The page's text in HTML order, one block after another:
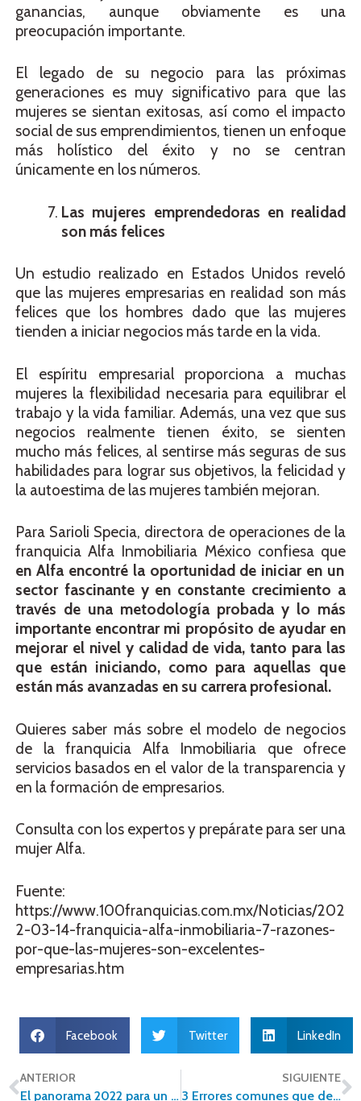
ganancias, aunque obviamente es una
preocupación importante.
El legado de su negocio para las próximas
generaciones es muy significativo para que las
mujeres se sientan exitosas, así como el impacto
social de sus emprendimientos, tienen un enfoque
más holístico del éxito y no se centran
únicamente en los números.
Las mujeres emprendedoras en realidad
son más felices
Un estudio realizado en Estados Unidos reveló
que las mujeres empresarias en realidad son más
felices que los hombres dado que las mujeres
tienden a iniciar negocios más tarde en la vida.
El espíritu empresarial proporciona a muchas
mujeres la flexibilidad necesaria para equilibrar el
trabajo y la vida familiar. Además, una vez que sus
negocios realmente tienen éxito, se sienten
mucho más felices, al sentirse más seguras de sus
habilidades para lograr sus objetivos, la felicidad y
la autoestima de las mujeres también mejoran.
Para Sarioli Specia, directora de operaciones de la
franquicia Alfa Inmobiliaria México confiesa que
en Alfa encontré la oportunidad de iniciar en un
sector fascinante y en constante crecimiento a
través de una metodología probada y lo más
importante encontrar mi propósito de ayudar en
mejorar el nivel y calidad de vida, tanto para las
que están iniciando, como para aquellas que
están más avanzadas en su carrera profesional.
Quieres saber más sobre el modelo de negocios
de la franquicia Alfa Inmobiliaria que ofrece
servicios basados en el valor de la transparencia y
en la formación de empresarios.
Consulta con los expertos y prepárate para ser una
mujer Alfa.
Fuente:
https://www.100franquicias.com.mx/Noticias/202
2-03-14-franquicia-alfa-inmobiliaria-7-razones-
por-que-las-mujeres-son-excelentes-
empresarias.htm
Facebook Twitter LinkedIn
ANTERIOR
El panorama 2022 para un negocio inmobiliario es positivo
SIGUIENTE
3 Errores comunes que debes evitar al momento de poner tu casa en venta